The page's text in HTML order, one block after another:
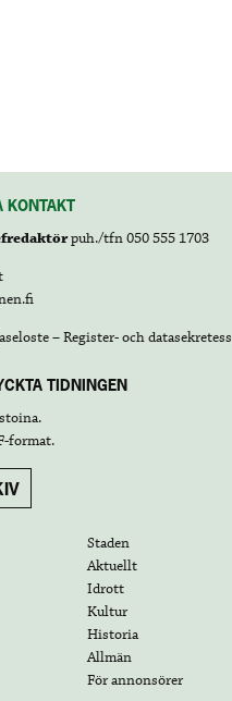
KONTAKT
puh./tfn 050 555 1703
– Register- och datasekretess
TIDNINGEN
.
format.
Staden
Aktuellt
Idrott
Kultur
Historia
Allmän
För annonsörer